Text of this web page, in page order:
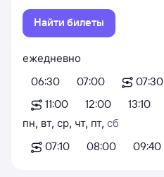
Найти билеты
ежедневно
06:30
07:00 07:30
11:00
12:00 13:10
пн, вт, ср, чт, пт, сб
07:10
08:00 09:40